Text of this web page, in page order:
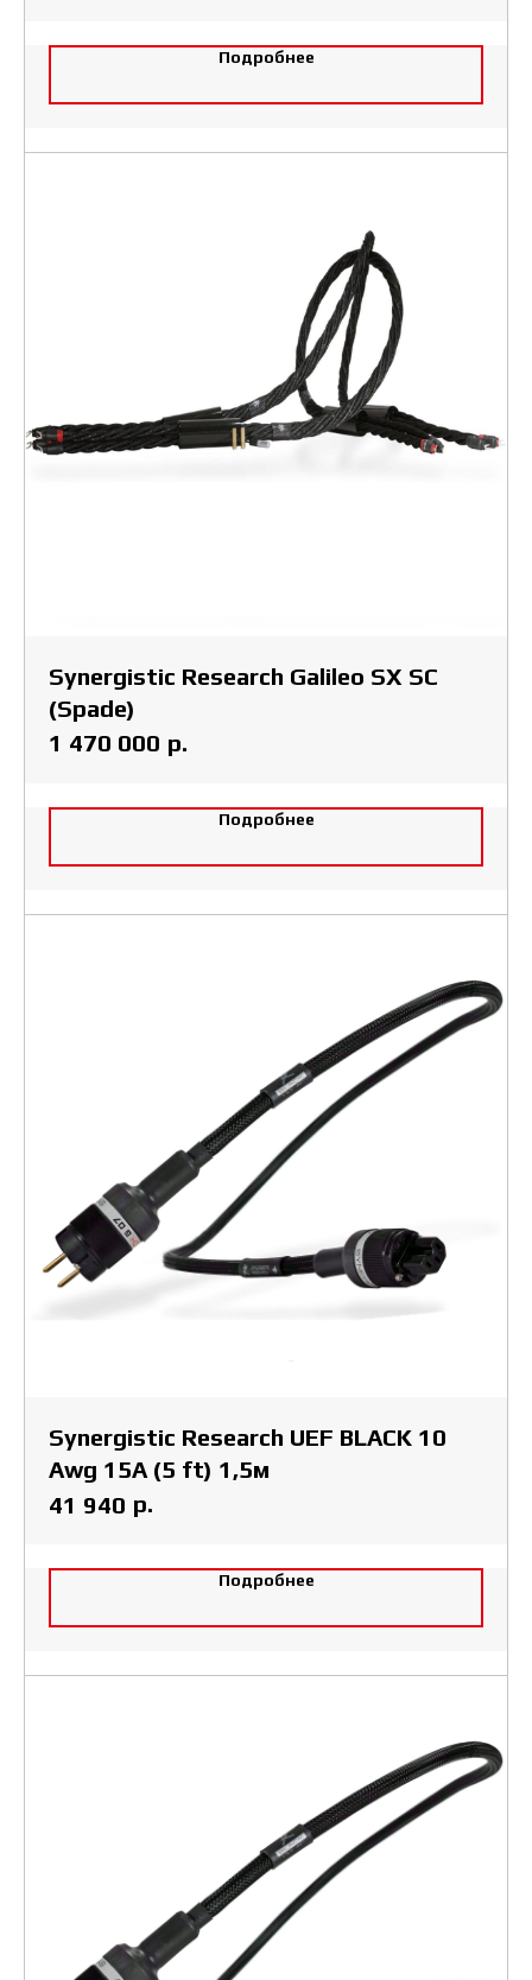
Подробнее
Synergistic Research Galileo SX SC
(Spade)
1 470 000 р.
Подробнее
Synergistic Research UEF BLACK 10
Awg 15A (5 ft) 1,5м
41 940 р.
Подробнее